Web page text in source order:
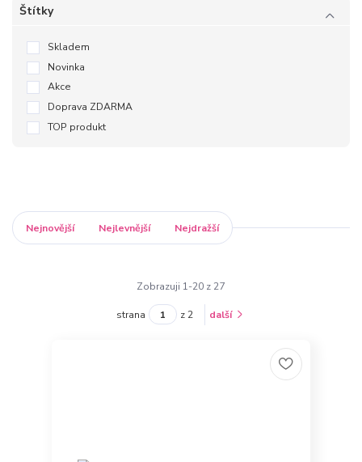
Štítky
Skladem
Novinka
Akce
Doprava ZDARMA
TOP produkt
Nejnovější Nejlevnější Nejdražší
Zobrazuji 1-20 z 27
strana z 2 další